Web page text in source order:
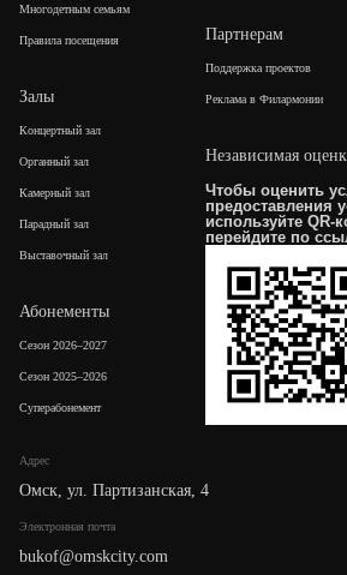
Адрес
Омск, ул. Партизанская, 4
Электронная почта
bukof@omskcity.com
Многодетным семьям
Правила посещения
Залы
Концертный зал
Органный зал
Камерный зал
Парадный зал
Выставочный зал
Абонементы
Сезон 2026–2027
Сезон 2025–2026
Суперабонемент
Партнерам
Поддержка проектов
Реклама в Филармонии
Независимая
Чтобы оценить
предоставления
используйте QR-
перейдите по